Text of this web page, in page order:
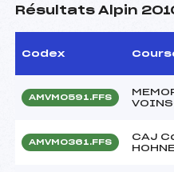
Résultats Alpin
Codex
AMVM0591.FFS
AMVM0361.FFS
CAJ